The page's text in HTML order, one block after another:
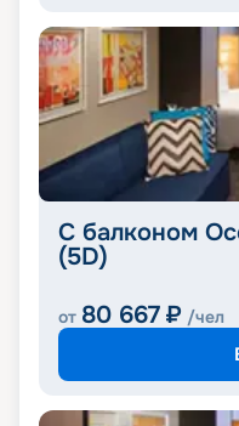
С балконом
(5D)
от 80 667 ₽ /чел